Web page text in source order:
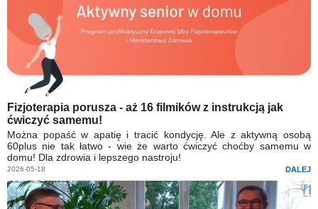
Fizjoterapia porusza - aż 16 filmików z instrukcją jak
ćwiczyć samemu!
Można popaść w apatię i tracić kondycję. Ale z aktywną osobą
60plus nie tak łatwo - wie że warto ćwiczyć choćby samemu w
domu! Dla zdrowia i lepszego nastroju!
2026-05-18 DALEJ